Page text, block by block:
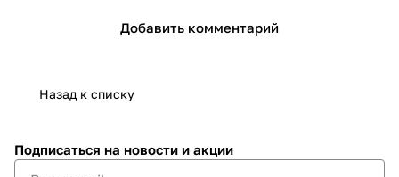
Добавить комментарий
Назад к списку
Подписаться на новости и акции